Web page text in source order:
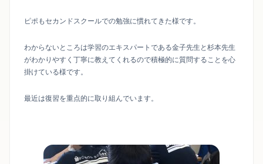
ピポもセカンドスクールでの勉強に慣れてきた様です。
わからないところは学習のエキスパートである金子先生と杉本先生
がわかりやすく丁寧に教えてくれるので積極的に質問することを心
掛けている様です。
最近は復習を重点的に取り組んでいます。